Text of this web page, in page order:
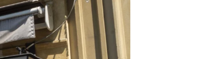
Das könnte Sie interessieren
Stadtführungen
Tickets
Citytour